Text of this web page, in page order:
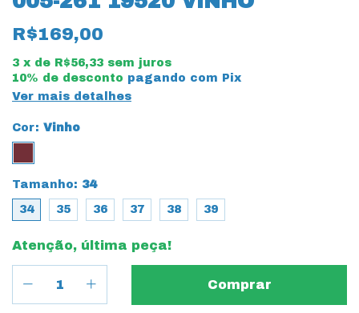
R$169,00
3 x de R$56,33 sem juros
10% de desconto pagando com Pix
Ver mais detalhes
Cor: Vinho
Tamanho: 34
34 35 36 37 38 39
Atenção, última peça!